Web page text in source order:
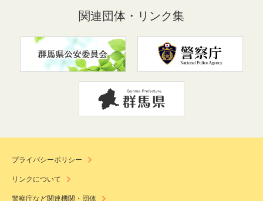
関連団体・リンク集
プライバシーポリシー
リンクについて
警察庁など関連機関・団体